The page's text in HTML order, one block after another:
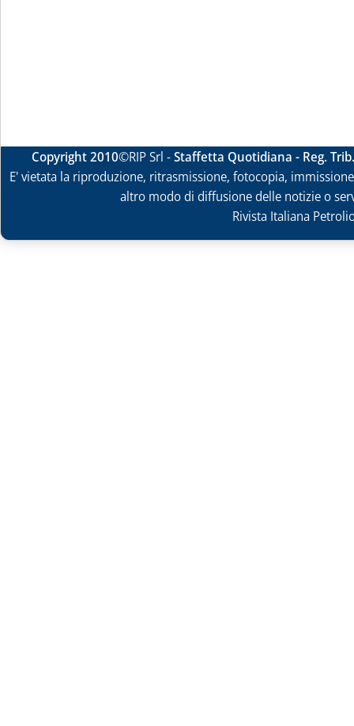
Copyright 2010©RIP Srl -Staffetta Quotidiana - Reg.
E' vietata la riproduzione, ritrasmissione, fotocopia,
altro modo di diffusione delle notizie o
Rivista Italiana